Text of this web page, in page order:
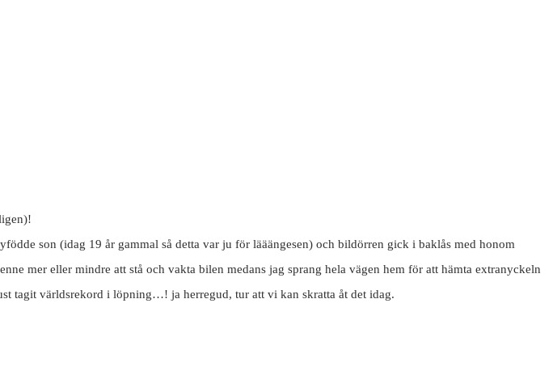
son (idag 19 år gammal så detta var ju för lääängesen) och bildörren gick i baklås med honom
mer eller mindre att stå och vakta bilen medans jag sprang hela vägen hem för att hämta extranyckeln
tagit världsrekord i löpning…! ja herregud, tur att vi kan skratta åt det idag.